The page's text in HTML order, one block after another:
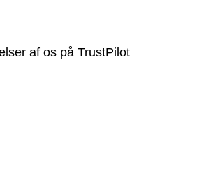
af os på TrustPilot